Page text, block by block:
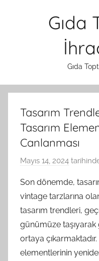
Gıda
Gıda
Tasarım
Tasarım
Canlanması
Mayıs 14, 2024
Son dönemde,
vintage tarzlarına
tasarım trendleri,
günümüze taşıyarak
ortaya
elementlerinin